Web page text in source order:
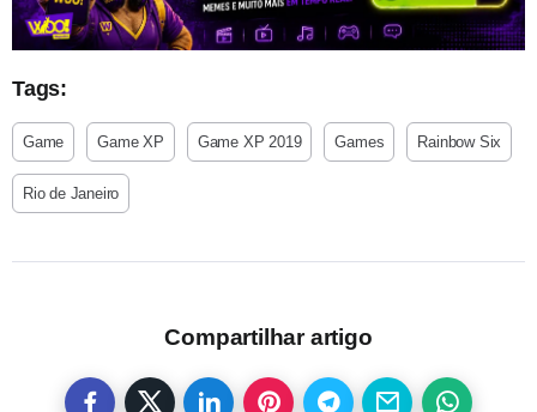
Tags:
Game Game XP Game XP 2019 Games Rainbow Six
Rio de Janeiro
Compartilhar artigo